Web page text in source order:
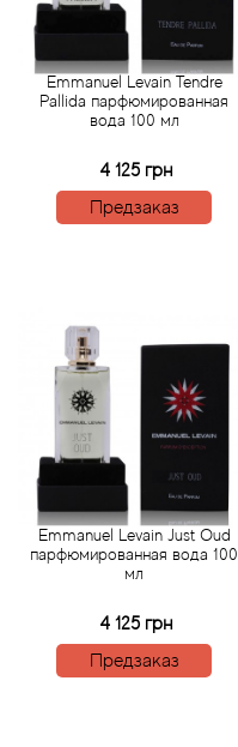
Emmanuel Levain Tendre
Pallida парфюмированная
вода 100 мл
4 125 грн
Предзаказ
Emmanuel Levain Just Oud
парфюмированная вода 100
мл
4 125 грн
Предзаказ
Acqua di Parma
Acqua di Sardegna
Affinessence
Afnan
Agatha Ruiz de la Prada
Agent Provocateur
Aigner